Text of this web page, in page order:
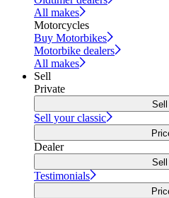
All makes
Motorcycles
Buy Motorbikes
Motorbike dealers
All makes
Sell
Private
Sell your classic
Dealer
Testimonials